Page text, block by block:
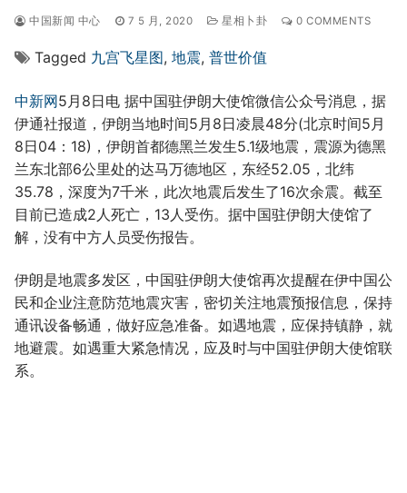
中国新闻 中心 7 5 月, 2020 星相卜卦 0 COMMENTS
Tagged 九宫飞星图, 地震, 普世价值
中新网5月8日电 据中国驻伊朗大使馆微信公众号消息，据
伊通社报道，伊朗当地时间5月8日凌晨48分(北京时间5月
8日04：18)，伊朗首都德黑兰发生5.1级地震，震源为德黑
兰东北部6公里处的达马万德地区，东经52.05，北纬
35.78，深度为7千米，此次地震后发生了16次余震。截至
目前已造成2人死亡，13人受伤。据中国驻伊朗大使馆了
解，没有中方人员受伤报告。
伊朗是地震多发区，中国驻伊朗大使馆再次提醒在伊中国公
民和企业注意防范地震灾害，密切关注地震预报信息，保持
通讯设备畅通，做好应急准备。如遇地震，应保持镇静，就
地避震。如遇重大紧急情况，应及时与中国驻伊朗大使馆联
系。